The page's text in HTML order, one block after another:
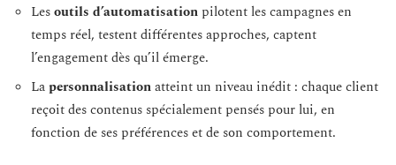
Lesoutils d’automatisation pilotent les campagnes en
temps réel, testent différentes approches, captent
l’engagement dès qu’il émerge.
Lapersonnalisationatteint un niveau inédit : chaque client
reçoit des contenus spécialement pensés pour lui, en
fonction de ses préférences et de son comportement.